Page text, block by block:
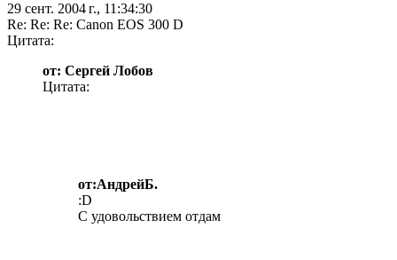
29 сент. 2004 г., 11:34:30
Re: Re: Re: Canon EOS 300 D
Цитата:
от: Сергей Лобов
Цитата:
от:АндрейБ.
:D
С удовольствием отдам